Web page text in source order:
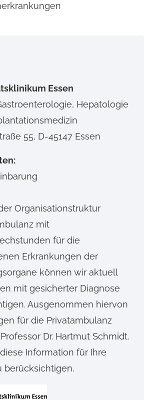
Essen
Hepatologie
55, D-45147 Essen
Organisationstruktur
mit
für die
Erkrankungen der
können wir aktuell
mit gesicherter Diagnose
Ausgenommen hiervon
für die Privatambulanz
Dr. Hartmut Schmidt.
Information für Ihre
berücksichtigen.